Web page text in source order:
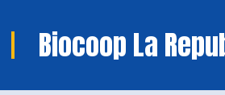
Biocoop La